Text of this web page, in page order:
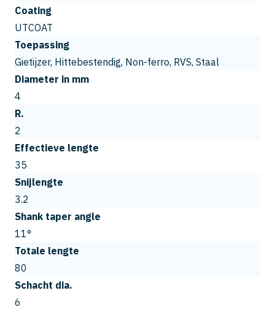
Coating
UTCOAT
Toepassing
Gietijzer, Hittebestendig, Non-ferro, RVS, Staal
Diameter in mm
4
R.
2
Effectieve lengte
35
Snijlengte
3.2
Shank taper angle
11°
Totale lengte
80
Schacht dia.
6